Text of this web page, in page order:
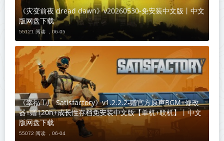
《灾变前夜 dread dawn》v20260530-免安装中文版丨中文
版网盘下载
55121 阅读 ， 06-05
《幸福工厂 Satisfactory》v1.2.2.2-赠官方原声BGM+修改
器+赠120h+成长性存档免安装中文版【单机+联机】丨中文
版网盘下载
55072 阅读 ， 06-04